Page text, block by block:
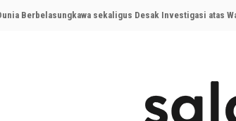
Berbelasungkawa sekaligus Desak Investigasi atas